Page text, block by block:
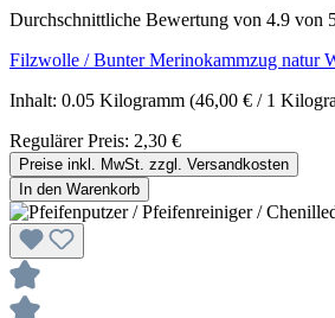
Durchschnittliche Bewertung von 4.9 von
Filzwolle / Bunter Merinokammzug natur
Inhalt: 0.05 Kilogramm (46,00 € / 1
Regulärer Preis: 2,30 €
Preise inkl. MwSt. zzgl. Versandkosten
In den Warenkorb